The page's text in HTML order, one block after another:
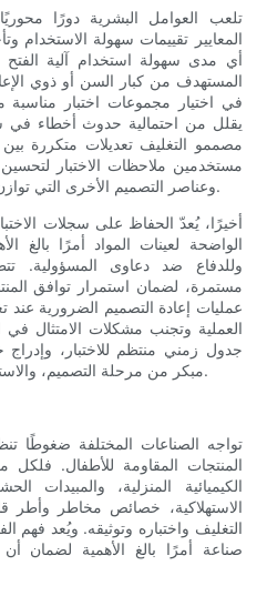
تلعب العوامل البشرية دورًا
المعايير تقييمات سهولة الاستخدام
أي مدى سهولة استخدام آلية الفتح
المستهدف من كبار السن أو ذوي
في اختيار مجموعات اختبار مناسبة
يقلل من احتمالية حدوث أخطاء في
مصممو التغليف تعديلات متكررة بين
مستخدمين ملاحظات الاختبار لتحسين
وعناصر التصميم الأخرى التي توازن بين السلامة وسهولة الاستخدام.
أخيرًا، يُعدّ الحفاظ على سجلات
الواضحة لعينات المواد أمرًا بالغ
وللدفاع ضد دعاوى المسؤولية.
مستمرة، لضمان استمرار توافق
عمليات إعادة التصميم الضرورية عند
العملية وتجنب مشكلات الامتثال
جدول زمني منتظم للاختبار،
مبكر من مرحلة التصميم، والاستعانة بخبراء في العوامل البشرية.
تواجه الصناعات المختلفة ضغوطًا
المنتجات المقاومة للأطفال. فلكل
الكيميائية المنزلية، والمبيدات
الاستهلاكية، خصائص مخاطر وأطر
التغليف واختباره وتوثيقه. ويُعد
صناعة أمرًا بالغ الأهمية لضمان